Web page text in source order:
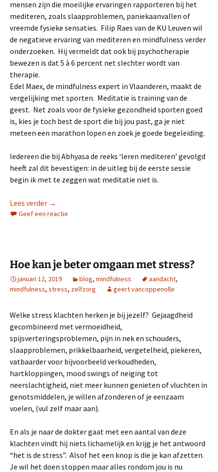
mensen zijn die moeilijke ervaringen rapporteren bij het
mediteren, zoals slaapproblemen, paniekaanvallen of
vreemde fysieke sensaties. Filip Raes van de KU Leuven wil
de negatieve ervaring van mediteren en mindfulness verder
onderzoeken. Hij vermeldt dat ook bij psychotherapie
bewezen is dat 5 à 6 percent net slechter wordt van
therapie.
Edel Maex, de mindfulness expert in Vlaanderen, maakt de
vergelijking met sporten. Meditatie is training van de
geest. Net zoals voor de fysieke gezondheid sporten goed
is, kies je toch best de sport die bij jou past, ga je niet
meteen een marathon lopen en zoek je goede begeleiding.
Iedereen die bij Abhyasa de reeks ‘leren mediteren’ gevolgd
heeft zal dit bevestigen: in de uitleg bij de eerste sessie
begin ik met te zeggen wat meditatie niet is.
Lees verder Meditatie onder vuur
→
Geef een reactie
Hoe kan je beter omgaan met stress?
januari 12, 2019 blog, mindfulness aandacht,
mindfulness, stress, zelfzorg geert vancoppenolle
Welke stress klachten herken je bij jezelf? Gejaagdheid
gecombineerd met vermoeidheid,
spijsverteringsproblemen, pijn in nek en schouders,
slaapproblemen, prikkelbaarheid, vergetelheid, piekeren,
vatbaarder voor bijvoorbeeld verkoudheden,
hartkloppingen, mood swings of neiging tot
neerslachtigheid, niet meer kunnen genieten of vluchten in
genotsmiddelen, je willen afzonderen of je eenzaam
voelen, (vul zelf maar aan).
En als je naar de dokter gaat met een aantal van deze
klachten vindt hij niets lichamelijk en krijg je het antwoord
“het is de stress”. Alsof het een knop is die je kan afzetten.
Je wil het doen stoppen maar alles rondom jou is nu